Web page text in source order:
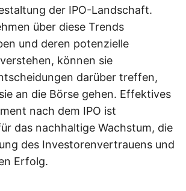
der IPO-Landschaft.
über diese Trends
und deren potenzielle
können sie
darüber treffen,
an die Börse gehen. Effektives
nach dem IPO ist
das nachhaltige Wachstum, die
des Investorenvertrauens und
Erfolg.